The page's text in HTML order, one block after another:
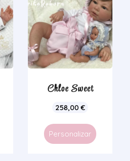
Chloe Sweet
258,00€
Personalizar